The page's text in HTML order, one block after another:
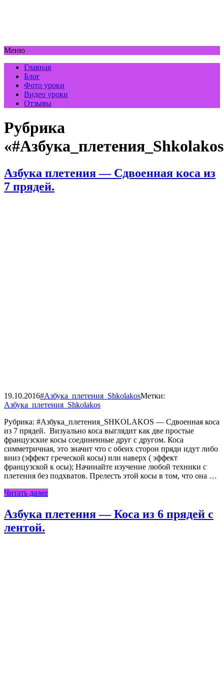
Меню
Главная
Блог
Фото уроки
Видео уроки
Отзывы
Рубрика
Азбука плетения — Сдвоенная коса из
7 прядей.
19.10.2016#Азбука_плетения_ShkolakosМетки:
Азбука_плетения_Shkolakos
Рубрика: #Азбука_плетения_SHKOLAKOS — Сдвоенная коса
из 7 прядей. Визуально коса выглядит как две простые
французские косы соединенные друг с другом. Коса
симметричная, это значит что с обеих сторон пряди идут либо
вниз (эффект греческой косы) или наверх ( эффект
французской к осы); Начинайте изучение любой техники с
плетения без подхватов. Прелесть этой косы в том, что она …
Читать далее
Азбука плетения — Коса из 6 прядей с
лентой.